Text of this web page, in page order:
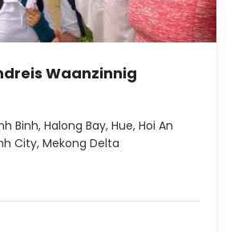
Waanzinnig
Binh, Halong Bay, Hue, Hoi An
City, Mekong Delta